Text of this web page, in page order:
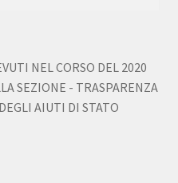
NEL CORSO DEL 2020
SEZIONE - TRASPARENZA
AIUTI DI STATO